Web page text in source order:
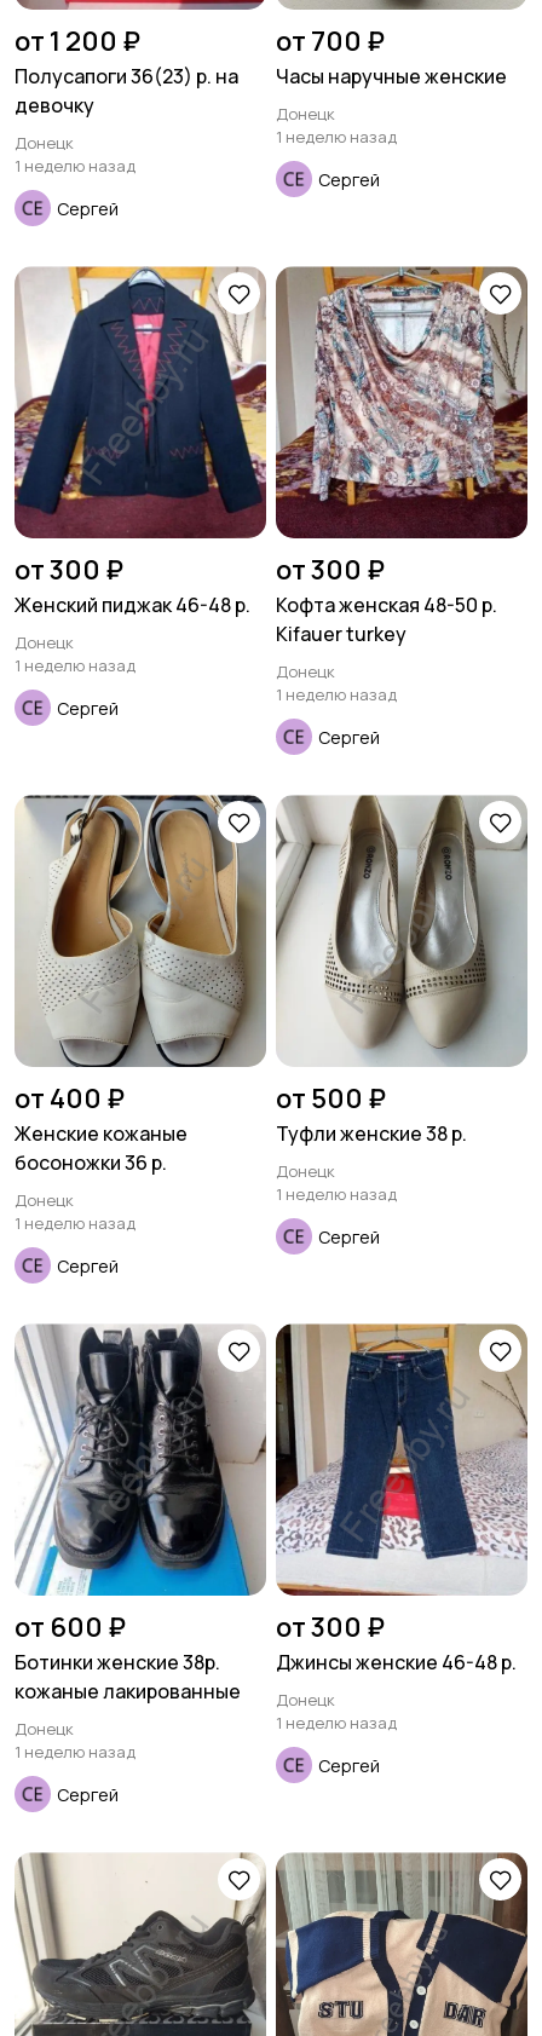
от 1 200 ₽
Полусапоги 36(23) р. на
девочку
Донецк
1 неделю назад
Сергей
от 700 ₽
Часы наручные женские
Донецк
1 неделю назад
Сергей
от 300 ₽
Женский пиджак 46-48 р.
Донецк
1 неделю назад
Сергей
от 300 ₽
Кофта женская 48-50 р.
Kifauer turkey
Донецк
1 неделю назад
Сергей
от 400 ₽
Женские кожаные
босоножки 36 р.
Донецк
1 неделю назад
Сергей
от 500 ₽
Туфли женские 38 р.
Донецк
1 неделю назад
Сергей
от 600 ₽
Ботинки женские 38р.
кожаные лакированные
Донецк
1 неделю назад
Сергей
от 300 ₽
Джинсы женские 46-48 р.
Донецк
1 неделю назад
Сергей